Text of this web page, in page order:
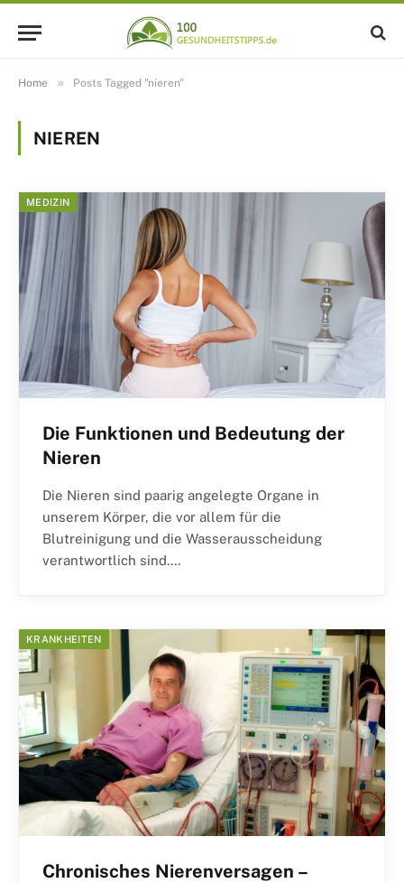
Home » Posts Tagged "nieren"
NIEREN
MEDIZIN
Die Funktionen und Bedeutung der
Nieren
Die Nieren sind paarig angelegte Organe in
unserem Körper, die vor allem für die
Blutreinigung und die Wasserausscheidung
verantwortlich sind.…
KRANKHEITEN
Chronisches Nierenversagen –